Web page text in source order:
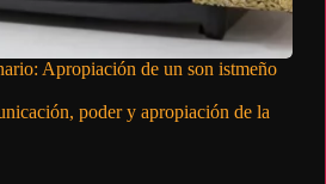
Apropiación de un son istmeño
poder y apropiación de la